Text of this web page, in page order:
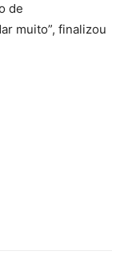
de
muito”, finalizou